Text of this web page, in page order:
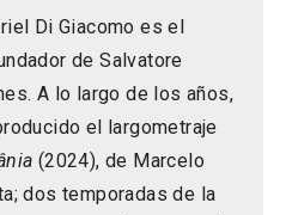
Di Giacomo es el
de Salvatore
A lo largo de los años,
el largometraje
(2024), de Marcelo
dos temporadas de la